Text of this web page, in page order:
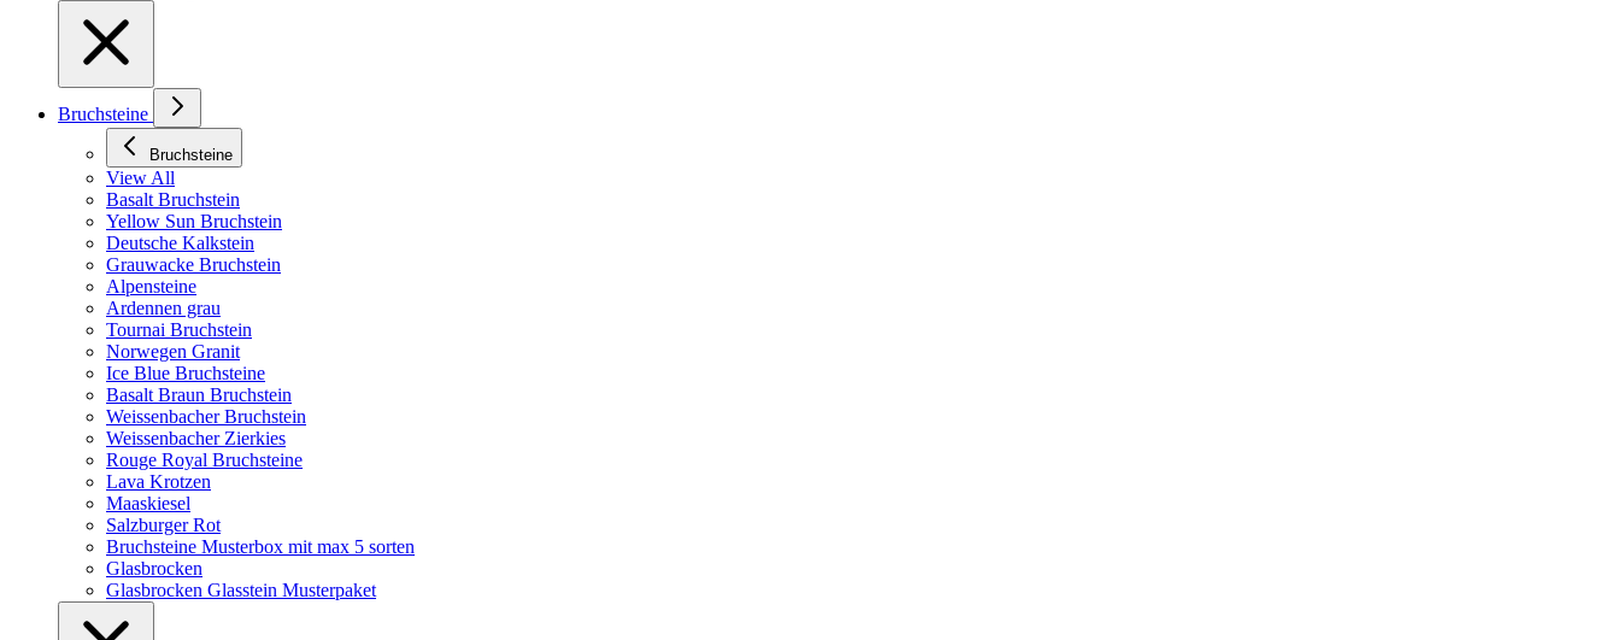
Bruchsteine
Bruchsteine
View All
Basalt Bruchstein
Yellow Sun Bruchstein
Deutsche Kalkstein
Grauwacke Bruchstein
Alpensteine
Ardennen grau
Tournai Bruchstein
Norwegen Granit
Ice Blue Bruchsteine
Basalt Braun Bruchstein
Weissenbacher Bruchstein
Weissenbacher Zierkies
Rouge Royal Bruchsteine
Lava Krotzen
Maaskiesel
Salzburger Rot
Bruchsteine Musterbox mit max 5 sorten
Glasbrocken
Glasbrocken Glasstein Musterpaket